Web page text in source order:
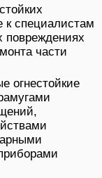
к специалистам
части
огнестойкие